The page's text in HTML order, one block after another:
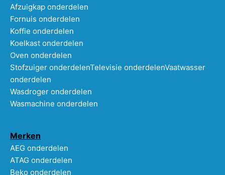
Afzuigkap onderdelen
Fornuis onderdelen
Koffie onderdelen
Koelkast onderdelen
Oven onderdelen
Stofzuiger onderdelenTelevisie onderdelenVaatwasser
onderdelen
Wasdroger onderdelen
Wasmachine onderdelen
Merken
AEG onderdelen
ATAG onderdelen
Beko onderdelen